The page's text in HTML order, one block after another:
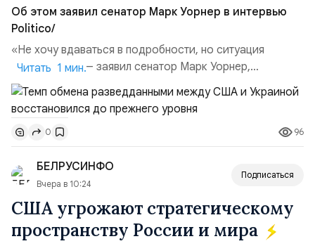
Об этом заявил сенатор Марк Уорнер в интервью
Politico/
«Не хочу вдаваться в подробности, но ситуация
улучшилась», — заявил сенатор Марк Уорнер,
высокопоставленный член комитета по разведке,
добавив, что использование Украиной беспилотников и
ракет большой дальности позволило ей наносить
удары вглубь российской территории и укрепило её
позиции.Сотрудничество со стороны США стало
ключом к позитивному пов...
Читать 1 мин.
0 96
БЕЛРУСИНФО
Вчера в 10:24
Подписаться
США угрожают стратегическому
пространству России и мира